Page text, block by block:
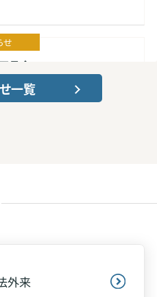
せ
具合
らせ
知らせ
一覧
外来